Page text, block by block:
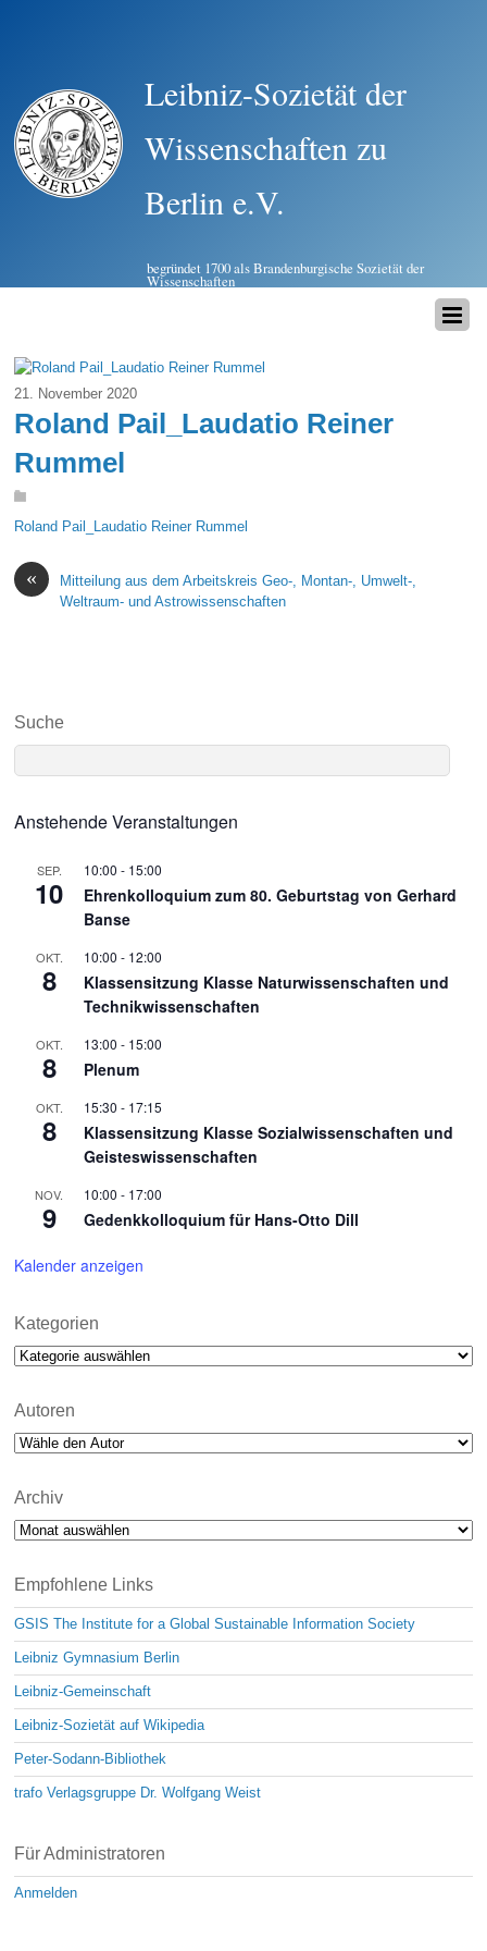
Leibniz-Sozietät der
Wissenschaften zu
Berlin e.V.
begründet 1700 als Brandenburgische Sozietät der
Wissenschaften
21. November 2020
Roland Pail_Laudatio Reiner
Rummel
Roland Pail_Laudatio Reiner Rummel
«
Mitteilung aus dem Arbeitskreis Geo-, Montan-, Umwelt-,
Weltraum- und Astrowissenschaften
Suche
Anstehende Veranstaltungen
SEP.
10
10:00 - 15:00
Ehrenkolloquium zum 80. Geburtstag von Gerhard
Banse
OKT.
8
10:00 - 12:00
Klassensitzung Klasse Naturwissenschaften und
Technikwissenschaften
OKT.
8
13:00 - 15:00
Plenum
OKT.
8
15:30 - 17:15
Klassensitzung Klasse Sozialwissenschaften und
Geisteswissenschaften
NOV.
9
10:00 - 17:00
Gedenkkolloquium für Hans-Otto Dill
Kalender anzeigen
Kategorien
Kategorien
Autoren
Archiv
Archiv
Empfohlene Links
GSIS The Institute for a Global Sustainable Information Society
Leibniz Gymnasium Berlin
Leibniz-Gemeinschaft
Leibniz-Sozietät auf Wikipedia
Peter-Sodann-Bibliothek
trafo Verlagsgruppe Dr. Wolfgang Weist
Für Administratoren
Anmelden